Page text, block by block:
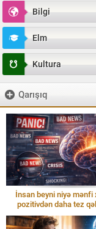
Bilgi
Elm
Kultura
Qarışıq
İnsan beyni niyə mənfi
pozitivdən daha tez